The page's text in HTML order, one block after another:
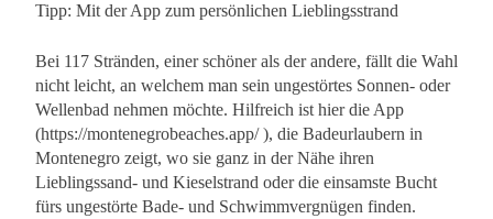
Tipp: Mit der App zum persönlichen Lieblingsstrand
Bei 117 Stränden, einer schöner als der andere, fällt die Wahl
nicht leicht, an welchem man sein ungestörtes Sonnen- oder
Wellenbad nehmen möchte. Hilfreich ist hier die App
(https://montenegrobeaches.app/ ), die Badeurlaubern in
Montenegro zeigt, wo sie ganz in der Nähe ihren
Lieblingssand- und Kieselstrand oder die einsamste Bucht
fürs ungestörte Bade- und Schwimmvergnügen finden.